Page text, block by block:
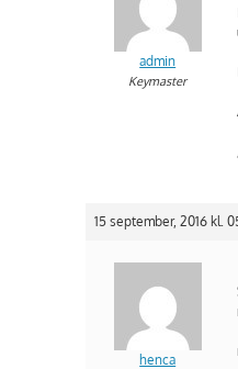
admin
Keymaster
15 september, 2016 kl.
henca